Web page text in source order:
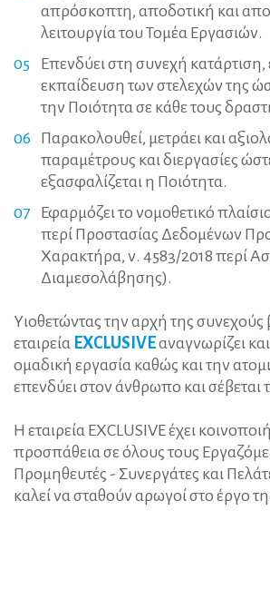
απρόσκοπτη, αποδοτική και
λειτουργία του Τομέα Εργασιών.
Επενδύει στη συνεχή
εκπαίδευση των στελεχών της
την Ποιότητα σε κάθε τους
Παρακολουθεί, μετράει και
παραμέτρους και διεργασίες
εξασφαλίζεται η Ποιότητα.
Εφαρμόζει το νομοθετικό
περί Προστασίας Δεδομένων
Χαρακτήρα, ν. 4583/2018 περί
Διαμεσολάβησης).
Υιοθετώντας την αρχή της συνεχούς
εταιρεία EXCLUSIVEαναγνωρίζει
ομαδική εργασία καθώς και την
επενδύει στον άνθρωπο και σέβεται
Η εταιρεία EXCLUSIVEέχει
προσπάθεια σε όλους τους
Προμηθευτές - Συνεργάτες και
καλεί να σταθούν αρωγοί στο έργο